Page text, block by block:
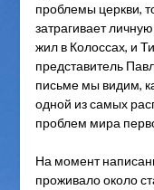
проблемы церкви,
затрагивает
жил в Колоссах, и
представитель
письме мы видим,
одной из самых
проблем мира
На момент
проживало около